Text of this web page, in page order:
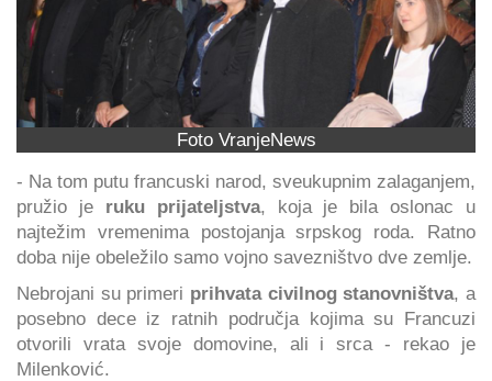
Foto VranjeNews
- Na tom putu francuski narod, sveukupnim zalaganjem,
pružio je ruku prijateljstva, koja je bila oslonac u
najtežim vremenima postojanja srpskog roda. Ratno
doba nije obeležilo samo vojno savezništvo dve zemlje.
Nebrojani su primeri prihvata civilnog stanovništva, a
posebno dece iz ratnih područja kojima su Francuzi
otvorili vrata svoje domovine, ali i srca - rekao je
Milenković.